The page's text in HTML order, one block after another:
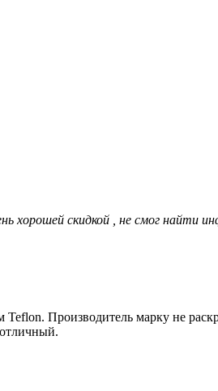
хорошей скидкой , не смог найти
Производитель марку не